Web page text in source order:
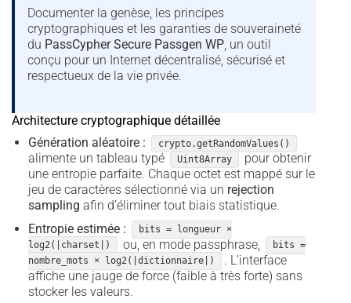
Documenter la genèse, les principes
cryptographiques et les garanties de souveraineté
du PassCypher Secure Passgen WP, un outil
conçu pour un Internet décentralisé, sécurisé et
respectueux de la vie privée.
Architecture cryptographique détaillée
Génération aléatoire :
crypto.getRandomValues()
alimente un tableau typé Uint8Array
pour obtenir
une entropie parfaite. Chaque octet est mappé sur le
jeu de caractères sélectionné via un rejection
sampling afin d’éliminer tout biais statistique.
Entropie estimée :
bits = longueur ×
log2(|charset|)
ou, en mode passphrase,
bits =
nombre_mots × log2(|dictionnaire|)
. L’interface
affiche une jauge de force (faible à très forte) sans
stocker les valeurs.